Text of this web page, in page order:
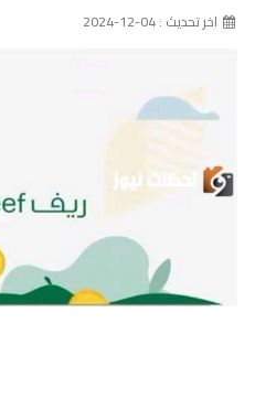
اخر تحديث : 04-12-2024